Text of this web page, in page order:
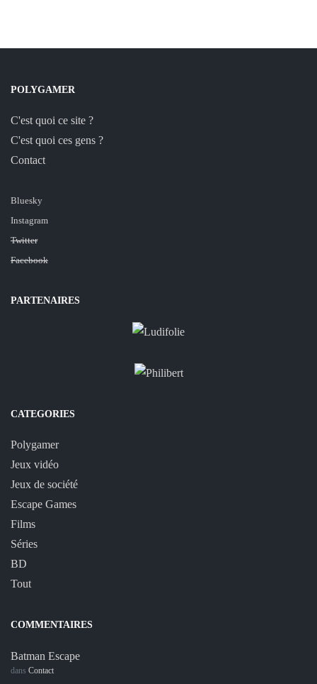
POLYGAMER
C'est quoi ce site ?
C'est quoi ces gens ?
Contact
Bluesky
Instagram
Twitter
Facebook
PARTENAIRES
CATEGORIES
Polygamer
Jeux vidéo
Jeux de société
Escape Games
Films
Séries
BD
Tout
COMMENTAIRES
Batman Escape
dans Contact